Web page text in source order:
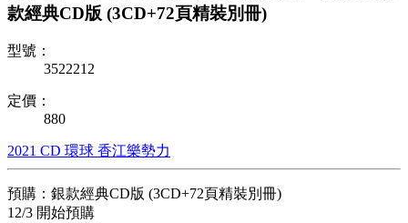
款經典CD版 (3CD+72頁精裝別冊)
型號：
3522212
定價：
880
2021 CD 環球 香江樂勢力
預購：銀款經典CD版 (3CD+72頁精裝別冊)
12/3 開始預購